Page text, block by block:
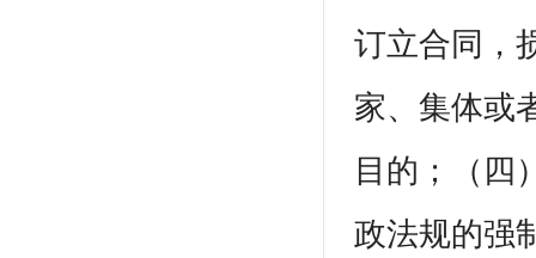
订立合同，
家、集体或
目的；（四
政法规的强